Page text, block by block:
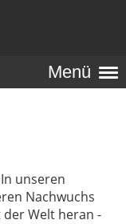
Menü
unseren
Nachwuchs
Welt heran -